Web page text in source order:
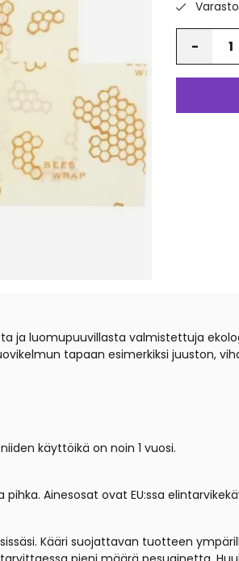
ja luomupuuvillasta valmistettuja
tapaan esimerkiksi juuston,
käyttöikä on noin 1 vuosi.
Ainesosat ovat EU:ssa
Kääri suojattavan tuotteen